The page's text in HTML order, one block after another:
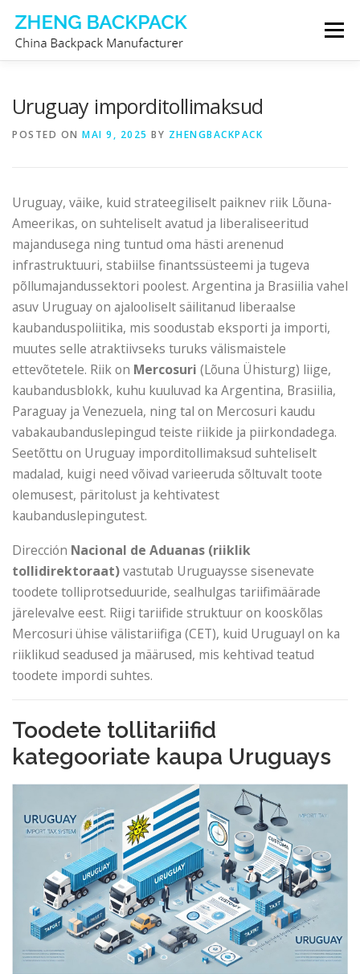
content
Menu
Uruguay imporditollimaksud
POSTED ON MAI 9, 2025 BY ZHENGBACKPACK
Uruguay, väike, kuid strateegiliselt paiknev riik Lõuna-
Ameerikas, on suhteliselt avatud ja liberaliseeritud
majandusega ning tuntud oma hästi arenenud
infrastruktuuri, stabiilse finantssüsteemi ja tugeva
põllumajandussektori poolest. Argentina ja Brasiilia vahel
asuv Uruguay on ajalooliselt säilitanud liberaalse
kaubanduspoliitika, mis soodustab eksporti ja importi,
muutes selle atraktiivseks turuks välismaistele
ettevõtetele. Riik on Mercosuri (Lõuna Ühisturg) liige,
kaubandusblokk, kuhu kuuluvad ka Argentina, Brasiilia,
Paraguay ja Venezuela, ning tal on Mercosuri kaudu
vabakaubanduslepingud teiste riikide ja piirkondadega.
Seetõttu on Uruguay imporditollimaksud suhteliselt
madalad, kuigi need võivad varieeruda sõltuvalt toote
olemusest, päritolust ja kehtivatest
kaubanduslepingutest.
Dirección Nacional de Aduanas (riiklik
tollidirektoraat)vastutab Uruguaysse sisenevate
toodete tolliprotseduuride, sealhulgas tariifimäärade
järelevalve eest. Riigi tariifide struktuur on kooskõlas
Mercosuri ühise välistariifiga (CET), kuid Uruguayl on ka
riiklikud seadused ja määrused, mis kehtivad teatud
toodete impordi suhtes.
Toodete tollitariifid
kategooriate kaupa Uruguays